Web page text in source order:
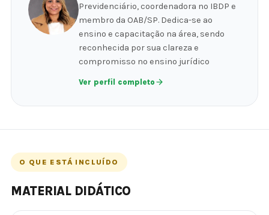
Previdenciário, coordenadora no IBDP e
membro da OAB/SP. Dedica-se ao
ensino e capacitação na área, sendo
reconhecida por sua clareza e
compromisso no ensino jurídico
Ver perfil completo
O QUE ESTÁ INCLUÍDO
MATERIAL DIDÁTICO